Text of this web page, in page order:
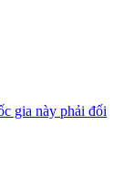
gia này phải đối